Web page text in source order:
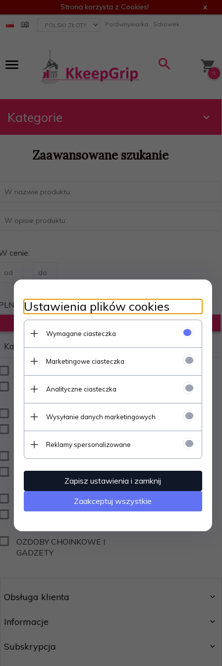
Strona korzysta z Cookies! x
currency_h Porównywarka Schowek
0
Kategorie
Zaawansowane szukanie
cenie:
Kategorie
KKEEPGRIP DISPLAY
KKEEPROSIN 100 ML
KKEEPROSIN 12X100
ODZIEŻ
BIŻUTERIA POLE
OZDOBY CHOINKOWE I
GADZETY
Producenci
Obsługa klienta
Informacje
Subskrypcja
Ustawienia plików cookies
Wymagane ciasteczka
Marketingowe ciasteczka
Analityczne ciasteczka
Wysyłanie danych marketingowych
Reklamy spersonalizowane
Zapisz ustawienia i zamknij
Zaakceptuj wszystkie